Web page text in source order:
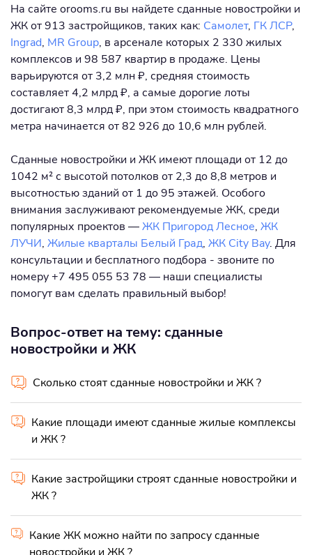
На сайте orooms.ru вы найдете сданные новостройки и
ЖК от 913 застройщиков, таких как: Самолет, ГК ЛСР,
Ingrad, MR Group, в арсенале которых 2 330 жилых
комплексов и 98 587 квартир в продаже. Цены
варьируются от 3,2 млн ₽, средняя стоимость
составляет 4,2 млрд ₽, а самые дорогие лоты
достигают 8,3 млрд ₽, при этом стоимость квадратного
метра начинается от 82 926 до 10,6 млн рублей.
Сданные новостройки и ЖК имеют площади от 12 до
1042 м² с высотой потолков от 2,3 до 8,8 метров и
высотностью зданий от 1 до 95 этажей. Особого
внимания заслуживают рекомендуемые ЖК, среди
популярных проектов —ЖК Пригород Лесное, ЖК
ЛУЧИ, Жилые кварталы Белый Град, ЖК City Bay. Для
консультации и бесплатного подбора - звоните по
номеру +7 495 055 53 78 — наши специалисты
помогут вам сделать правильный выбор!
Вопрос-ответ на тему: сданные
новостройки и ЖК
Сколько стоят сданные новостройки и ЖК ?
Какие площади имеют сданные жилые комплексы
и ЖК ?
Какие застройщики строят сданные новостройки и
ЖК ?
Какие ЖК можно найти по запросу сданные